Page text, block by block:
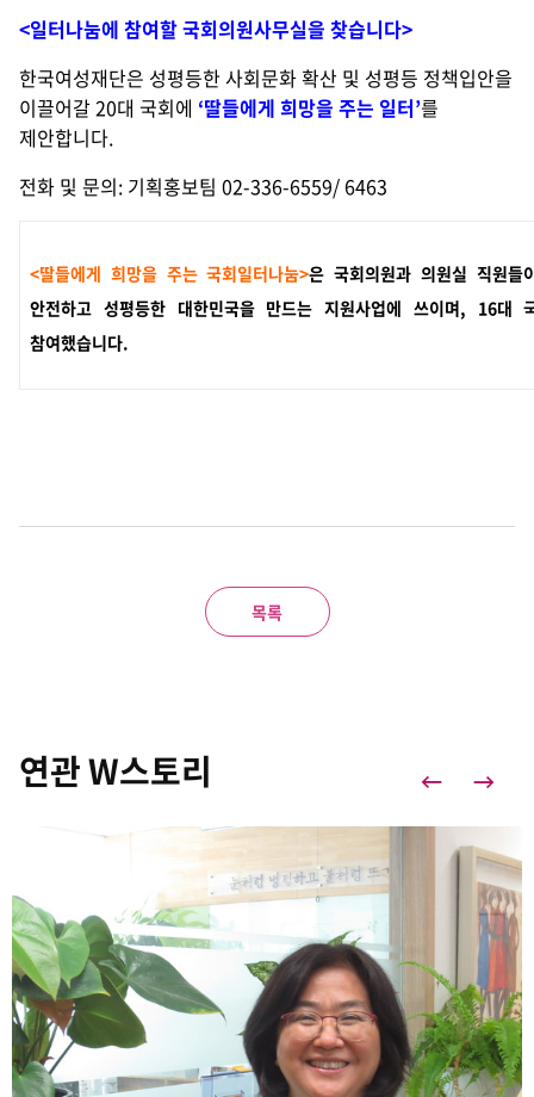
<일터나눔에 참여할 국회의원사무실을 찾습니다>
한국여성재단은 성평등한 사회문화 확산 및 성평등 정책입안을
이끌어갈 20대 국회에 ‘딸들에게 희망을 주는 일터’를
제안합니다.
전화 및 문의: 기획홍보팀 02-336-6559/ 6463
<딸들에게 희망을 주는 국회일터나눔>은 국회의원과 의원실 직원들
안전하고 성평등한 대한민국을 만드는 지원사업에 쓰이며, 16대
참여했습니다.
목록
연관 W스토리